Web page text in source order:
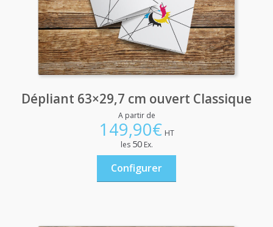
Dépliant 63×29,7 cm ouvert Classique
A partir de
149,90€ HT
les 50Ex.
Configurer